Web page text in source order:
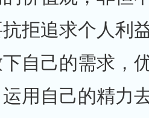
拒追求个人利
自己的需求，
用自己的精力